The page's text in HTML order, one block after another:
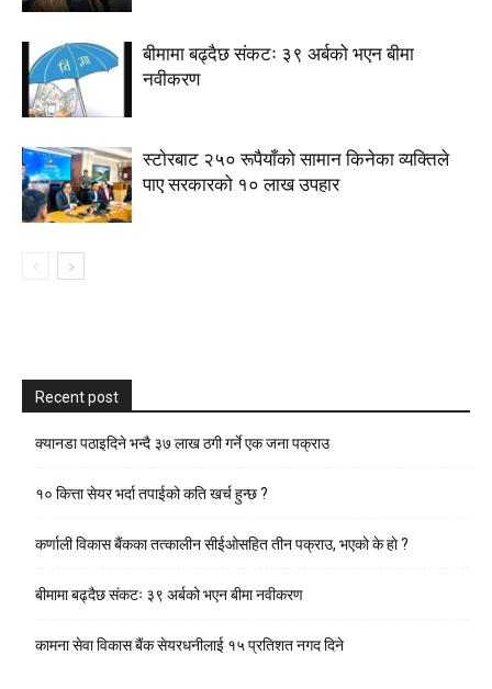
बीमामा बढ्दैछ संकटः ३९ अर्बको भएन बीमा
नवीकरण
स्टाेरबाट २५० रूपैयाँको सामान किनेका व्यक्तिले
पाए सरकारको १० लाख उपहार
Recent post
क्यानडा पठाइदिने भन्दै ३७ लाख ठगी गर्ने एक जना पक्राउ
१० कित्ता सेयर भर्दा तपाईको कति खर्च हुन्छ ?
कर्णाली विकास बैंकका तत्कालीन सीईओसहित तीन पक्राउ, भएकाे के हाे ?
बीमामा बढ्दैछ संकटः ३९ अर्बको भएन बीमा नवीकरण
कामना सेवा विकास बैंक सेयरधनीलाई १५ प्रतिशत नगद दिने